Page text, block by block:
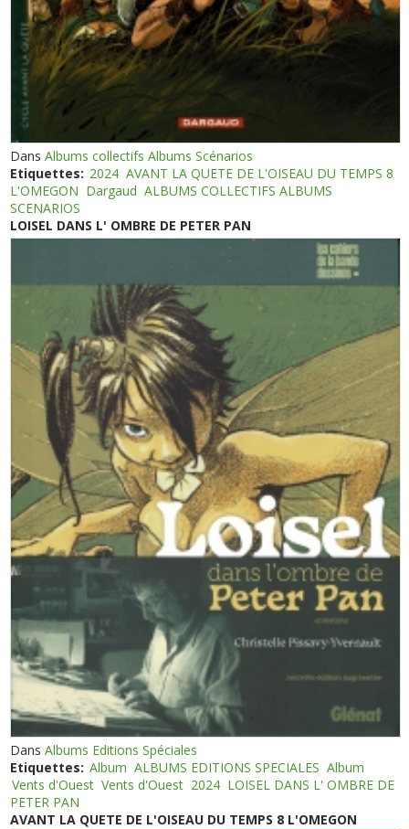
DansAlbums collectifs Albums Scénarios
Etiquettes: 2024 AVANT LA QUETE DE L'OISEAU DU TEMPS 8
L'OMEGON Dargaud ALBUMS COLLECTIFS ALBUMS
SCENARIOS
LOISEL DANS L' OMBRE DE PETER PAN
DansAlbums Editions Spéciales
Etiquettes: Album ALBUMS EDITIONS SPECIALES Album
Vents d'Ouest Vents d'Ouest 2024 LOISEL DANS L' OMBRE DE
PETER PAN
AVANT LA QUETE DE L'OISEAU DU TEMPS 8 L'OMEGON